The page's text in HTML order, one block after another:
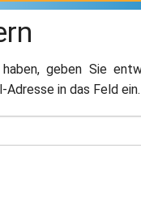
geben Sie
Adresse in das Feld ein.